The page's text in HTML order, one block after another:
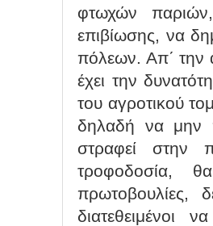
φτωχών
επιβίωσης, να
πόλεων. Απ΄ την
έχει την
του αγροτικού
δηλαδή να μην
στραφεί στην
τροφοδοσία,
πρωτοβουλίες,